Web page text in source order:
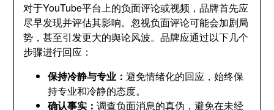
对于YouTube平台上的负面评论或视频，品牌首先应
尽早发现并评估其影响。忽视负面评论可能会加剧局
势，甚至引发更大的舆论风波。品牌应通过以下几个
步骤进行回应：
保持冷静与专业：避免情绪化的回应，始终保
持专业和冷静的态度。
确认事实：调查负面消息的真伪，避免在未经